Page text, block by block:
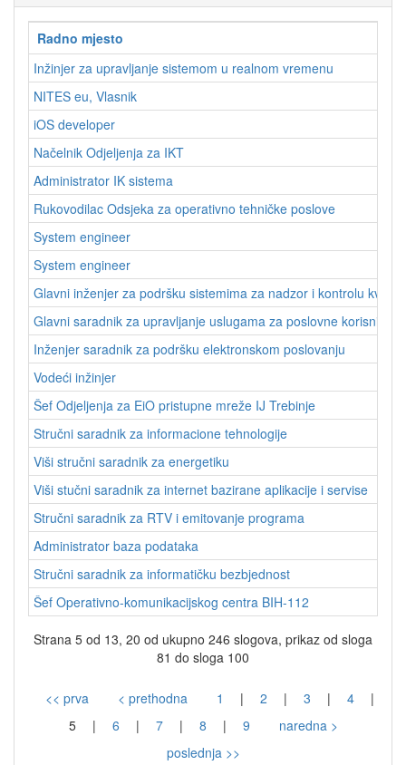
Radno mjesto
Inžinjer za upravljanje sistemom u realnom vremenu
NITES eu, Vlasnik
iOS developer
Načelnik Odjeljenja za IKT
Administrator IK sistema
Rukovodilac Odsjeka za operativno tehničke poslove
System engineer
System engineer
Glavni inženjer za podršku sistemima za nadzor i kontrolu
Glavni saradnik za upravljanje uslugama za poslovne korisnike
Inženjer saradnik za podršku elektronskom poslovanju
Vodeći inžinjer
Šef Odjeljenja za EiO pristupne mreže IJ Trebinje
Stručni saradnik za informacione tehnologije
Viši stručni saradnik za energetiku
Viši stučni saradnik za internet bazirane aplikacije i servise
Stručni saradnik za RTV i emitovanje programa
Administrator baza podataka
Stručni saradnik za informatičku bezbjednost
Šef Operativno-komunikacijskog centra BIH-112
Strana 5 od 13, 20 od ukupno 246 slogova, prikaz od sloga
81 do sloga 100
<< prva < prethodna 1 | 2 | 3 | 4
|
5
| 6 | 7 | 8 | 9
naredna >
poslednja >>